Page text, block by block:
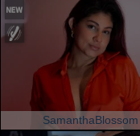
SamanthaBlossom